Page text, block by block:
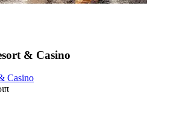
& Casino
Casino